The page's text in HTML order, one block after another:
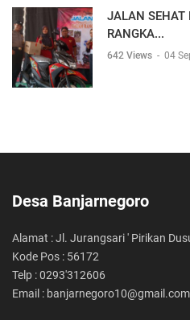
JALAN SEHAT
RANGKA...
642 Views - 04
Desa Banjarnegoro
Alamat : Jl. Jurangsari ' Pirikan
Kode Pos : 56172
Telp : 0293'312606
Email : banjarnegoro10@gmail.com